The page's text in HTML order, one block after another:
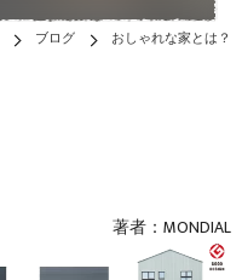
ブログ おしゃれな家とは？
著者：MONDIAL